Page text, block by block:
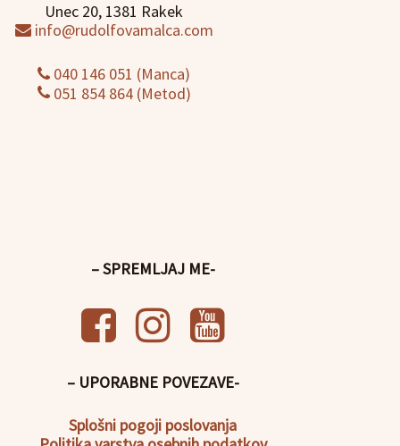
Unec 20, 1381 Rakek
info@rudolfovamalca.com
040 146 051 (Manca)
051 854 864 (Metod)
– SPREMLJAJ ME-
– UPORABNE POVEZAVE-
Splošni pogoji poslovanja